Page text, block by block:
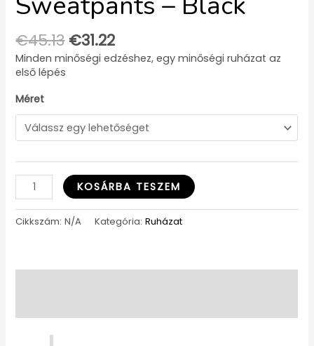
€45.13 €31.22
Minden minőségi edzéshez, egy minőségi ruházat az
első lépés
Méret
KOSÁRBA TESZEM
Cikkszám:N/A Kategória:Ruházat